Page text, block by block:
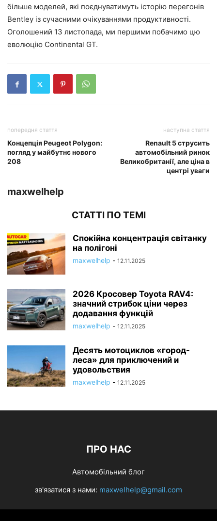
більше моделей, які поєднуватимуть історію перегонів
Bentley із сучасними очікуваннями продуктивності.
Оголошений 13 листопада, ми першими побачимо цю
еволюцію Continental GT.
попередня стаття
Концепція Peugeot Polygon:
погляд у майбутнє нового
208
наступна стаття
Renault 5 струсить
автомобільний ринок
Великобританії, але ціна в
центрі уваги
maxwelhelp
СТАТТІ ПО ТЕМІ
Спокійна концентрація світанку
на полігоні
maxwelhelp - 12.11.2025
2026 Кросовер Toyota RAV4:
значний стрибок ціни через
додавання функцій
maxwelhelp - 12.11.2025
Десять мотоциклов «город-
леса» для приключений и
удовольствия
maxwelhelp - 12.11.2025
ПРО НАС
Автомобільний блог
зв'язатися з нами: maxwelhelp@gmail.com